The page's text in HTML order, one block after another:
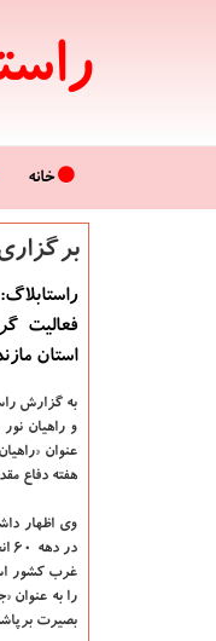
خانه
فعالیت
استان
به گزارش
و راهیان
عنوان
هفته دفاع
وی اظهار
غرب كشور
را به عنوان
بصیرت